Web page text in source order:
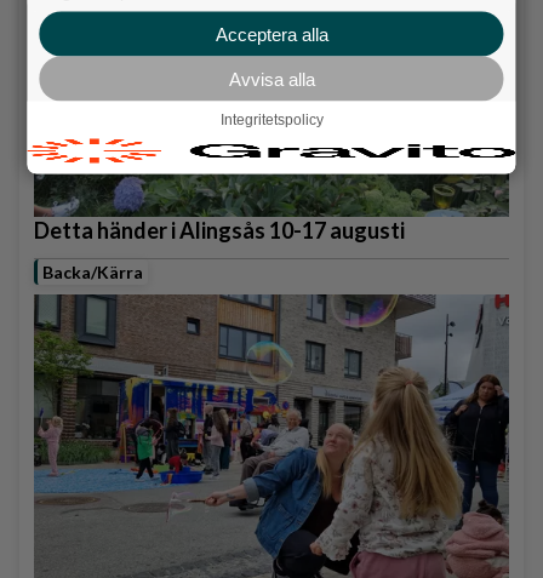
Detta händer i Alingsås 10-17 augusti
Backa/Kärra
Acceptera alla
Avvisa alla
Integritetspolicy